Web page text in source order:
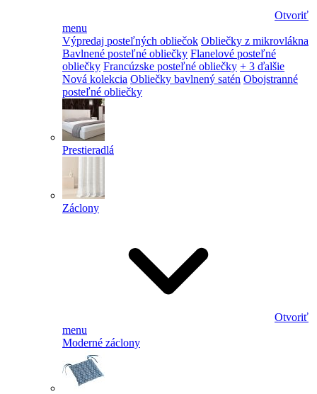
Otvoriť
menu
Výpredaj posteľných obliečok Obliečky z mikrovlákna
Bavlnené posteľné obliečky Flanelové posteľné
obliečky Francúzske posteľné obliečky + 3 ďalšie
Nová kolekcia Obliečky bavlnený satén Obojstranné
posteľné obliečky
Prestieradlá
Záclony
Otvoriť
menu
Moderné záclony